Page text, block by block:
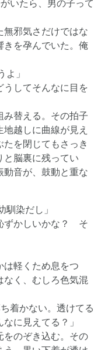
いたら、男の子って
邪気さだけではな
きを孕んでいた。俺
」
うしてそんなに目を
替える。その拍子
越しに曲線が見え
を閉じてもさっき
と脳裏に残ってい
動音が、鼓動と重な
染だし」
ずかしいかな？ そ
軽くため息をつ
なく、むしろ色気混
着かない。透けてる
に見えてる？」
のぞき込む。その